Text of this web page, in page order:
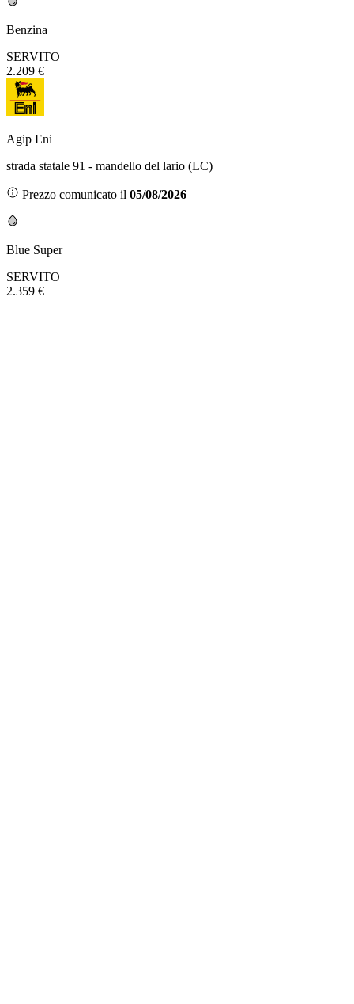
Benzina
SERVITO
2.209 €
Agip Eni
strada statale 91 - mandello del lario (LC)
Prezzo comunicato il 05/08/2026
Blue Super
SERVITO
2.359 €